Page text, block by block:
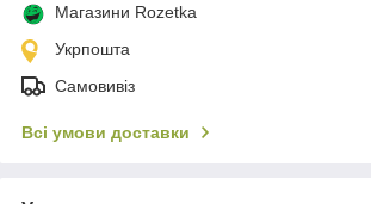
Магазини Rozetka
Укрпошта
Самовивіз
Всі умови доставки